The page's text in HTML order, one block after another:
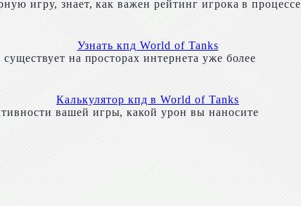
игру, знает, как важен рейтинг игрока в процессе
Узнать кпд World of Tanks
на просторах интернета уже более
Калькулятор кпд в World of Tanks
вашей игры, какой урон вы наносите